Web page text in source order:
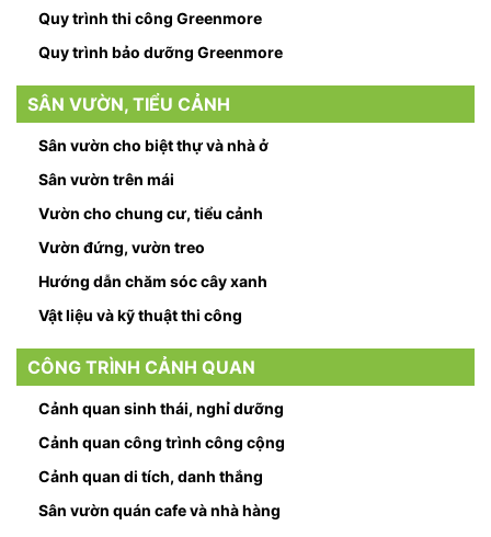
Quy trình thi công Greenmore
Quy trình bảo dưỡng Greenmore
SÂN VƯỜN, TIỂU CẢNH
Sân vườn cho biệt thự và nhà ở
Sân vườn trên mái
Vườn cho chung cư, tiểu cảnh
Vườn đứng, vườn treo
Hướng dẫn chăm sóc cây xanh
Vật liệu và kỹ thuật thi công
CÔNG TRÌNH CẢNH QUAN
Cảnh quan sinh thái, nghỉ dưỡng
Cảnh quan công trình công cộng
Cảnh quan di tích, danh thắng
Sân vườn quán cafe và nhà hàng